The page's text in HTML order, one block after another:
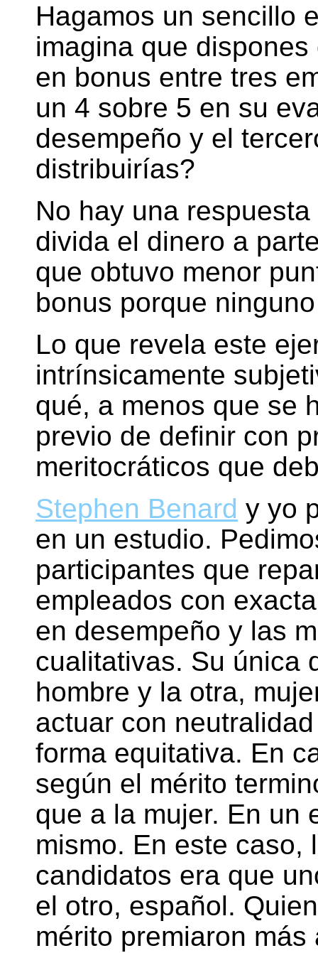
Hagamos un sencillo
imagina que
en bonus entre tres
un 4 sobre 5 en su
desempeño y el
distribuirías?
No hay una
divida el dinero a
que obtuvo menor
bonus porque
Lo que revela este
intrínsicamente
qué, a menos que se
previo de definir con
meritocráticos que
Stephen Benard y yo
en un estudio.
participantes que
empleados con
en desempeño y las
cualitativas. Su única
hombre y la otra,
actuar con
forma equitativa. En
según el mérito
que a la mujer. En un
mismo. En este caso,
candidatos era que
el otro, español.
mérito premiaron